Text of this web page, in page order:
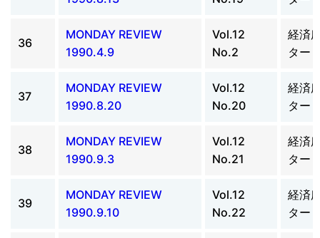
36
MONDAY REVIEW
1990.4.9
Vol.12
No.2
経済
ター
37
MONDAY REVIEW
1990.8.20
Vol.12
No.20
経済
ター
38
MONDAY REVIEW
1990.9.3
Vol.12
No.21
経済
ター
39
MONDAY REVIEW
1990.9.10
Vol.12
No.22
経済
ター